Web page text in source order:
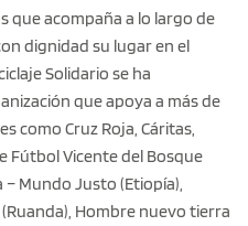
que acompaña a lo largo de
dignidad su lugar en el
Solidario se ha
que apoya a más de
como Cruz Roja, Cáritas,
Fútbol Vicente del Bosque
Mundo Justo (Etiopía),
Hombre nuevo tierra